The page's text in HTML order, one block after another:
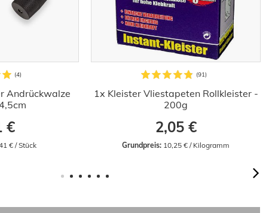
Andrückwalze
€
€ / Stück
1x Kleister Vliestapeten Rollkleister -
200g
2,05 €
Grundpreis: 10,25 € / Kilogramm